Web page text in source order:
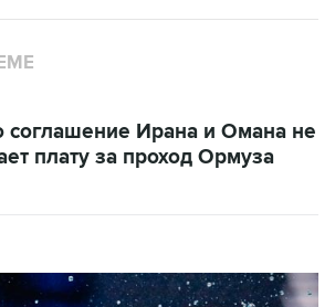
соглашение Ирана и Омана не
плату за проход Ормуза